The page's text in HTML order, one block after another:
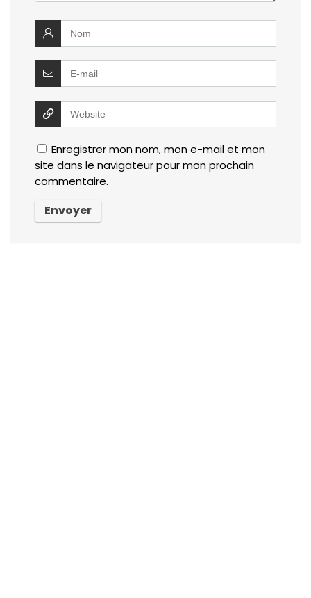
Enregistrer mon nom, mon e-mail et mon
site dans le navigateur pour mon prochain
commentaire.